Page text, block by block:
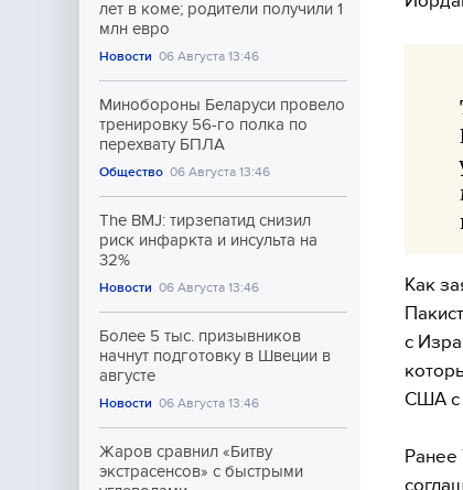
лет в коме; родители получили 1
млн евро
Новости 06 Августа 13:46
Минобороны Беларуси провело
тренировку 56-го полка по
перехвату БПЛА
Общество 06 Августа 13:46
The BMJ: тирзепатид снизил
риск инфаркта и инсульта на
32%
Новости 06 Августа 13:46
Более 5 тыс. призывников
начнут подготовку в Швеции в
августе
Новости 06 Августа 13:46
Жаров сравнил «Битву
экстрасенсов» с быстрыми
Как
с
США с
Ранее